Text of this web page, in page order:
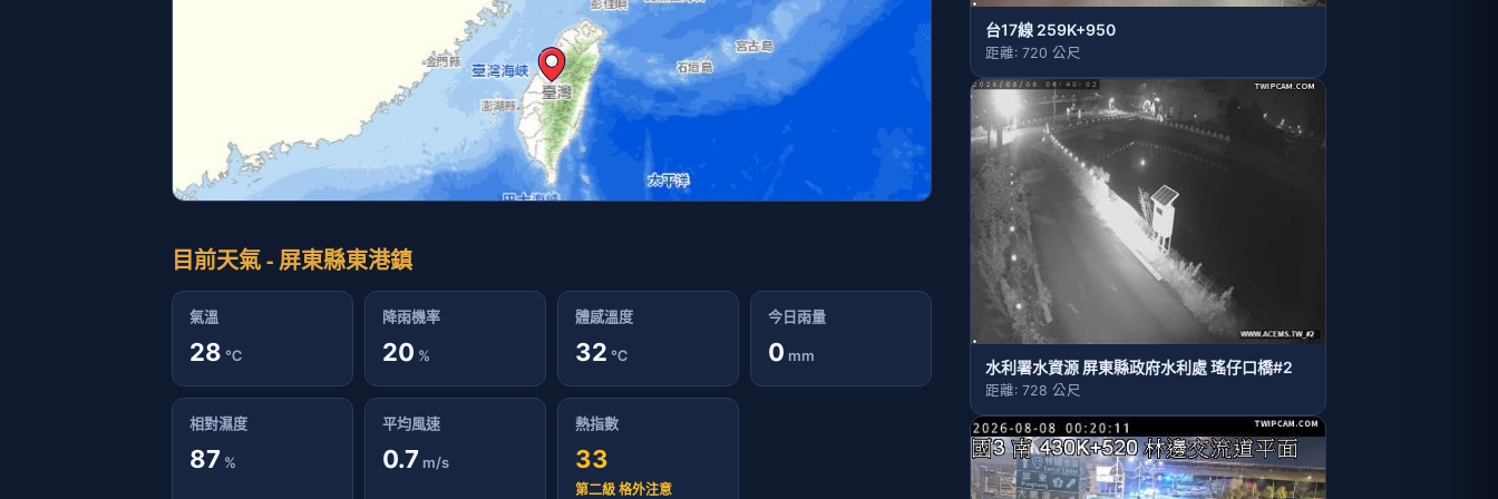
目前天氣 - 屏東縣東港鎮
氣溫
28 ℃
降雨機率
20 %
體感溫度
32 ℃
今日雨量
0 mm
相對濕度
87 %
平均風速
0.7 m/s
熱指數
33
第二級 格外注意
台17線 259K+950
距離: 720 公尺
水利署水資源 屏東縣政府水利處 瑤仔口橋#2
距離: 728 公尺